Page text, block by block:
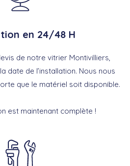
en 24/48 H
de notre vitrier Montivilliers,
date de l’installation. Nous nous
que le matériel soit disponible.
est maintenant complète !